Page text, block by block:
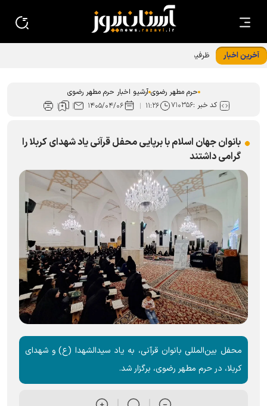
آخرین اخبار ظرفیت خدمات امانات زائران حرم رضوی افزایش یافت
حرم مطهر رضوی آرشیو اخبار حرم مطهر رضوی
کد خبر :۷۱۰۳۵۶ ۱۱:۲۶ ۱۴۰۵/۰۴/۰۶
بانوان جهان اسلام با برپایی محفل قرآنی یاد شهدای کربلا را
گرامی داشتند
محفل بین‌المللی بانوان قرآنی، به یاد سیدالشهدا (ع) و شهدای
کربلا، در حرم مطهر رضوی، برگزار شد.